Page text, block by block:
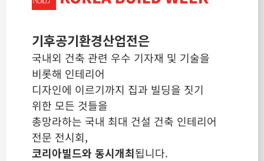
기후공기환경산업전은
국내외 건축 관련 우수 기자재 및 기술을
비롯해 인테리어
디자인에 이르기까지 집과 빌딩을 짓기
위한 모든 것들을
총망라하는 국내 최대 건설 건축 인테리어
전문 전시회,
코리아빌드와 동시개최됩니다.